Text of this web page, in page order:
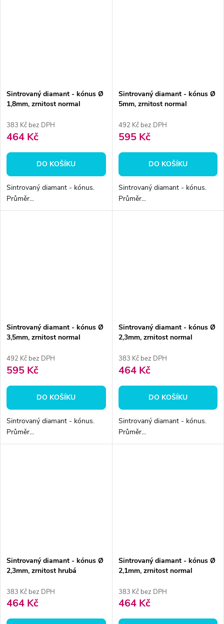
Sintrovaný diamant - kónus Ø
1,8mm, zrnitost normal
383 Kč bez DPH
464 Kč
DO KOŠÍKU
Sintrovaný diamant - kónus.
Průměr...
Sintrovaný diamant - kónus Ø
5mm, zrnitost normal
492 Kč bez DPH
595 Kč
DO KOŠÍKU
Sintrovaný diamant - kónus.
Průměr...
Sintrovaný diamant - kónus Ø
3,5mm, zrnitost normal
492 Kč bez DPH
595 Kč
DO KOŠÍKU
Sintrovaný diamant - kónus.
Průměr...
Sintrovaný diamant - kónus Ø
2,3mm, zrnitost normal
383 Kč bez DPH
464 Kč
DO KOŠÍKU
Sintrovaný diamant - kónus.
Průměr...
Sintrovaný diamant - kónus Ø
2,3mm, zrnitost hrubá
383 Kč bez DPH
464 Kč
Sintrovaný diamant - kónus Ø
2,1mm, zrnitost normal
383 Kč bez DPH
464 Kč